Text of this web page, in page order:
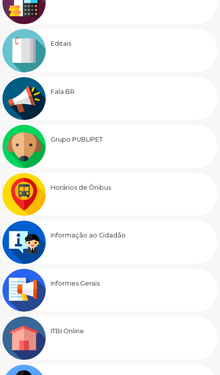
Editais
Fala.BR
Grupo PUBLIPET
Horários de Ônibus
Informação ao Cidadão
Informes Gerais
ITBI Online